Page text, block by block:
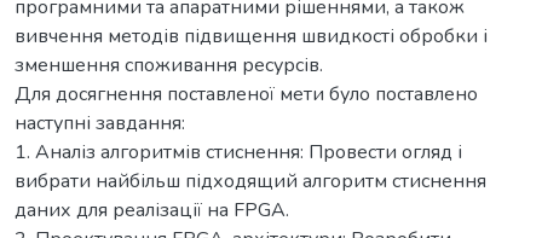
програмними та апаратними рішеннями, а також
вивчення методів підвищення швидкості обробки і
зменшення споживання ресурсів.
Для досягнення поставленої мети було поставлено
наступні завдання:
1. Аналіз алгоритмів стиснення: Провести огляд і
вибрати найбільш підходящий алгоритм стиснення
даних для реалізації на FPGA.